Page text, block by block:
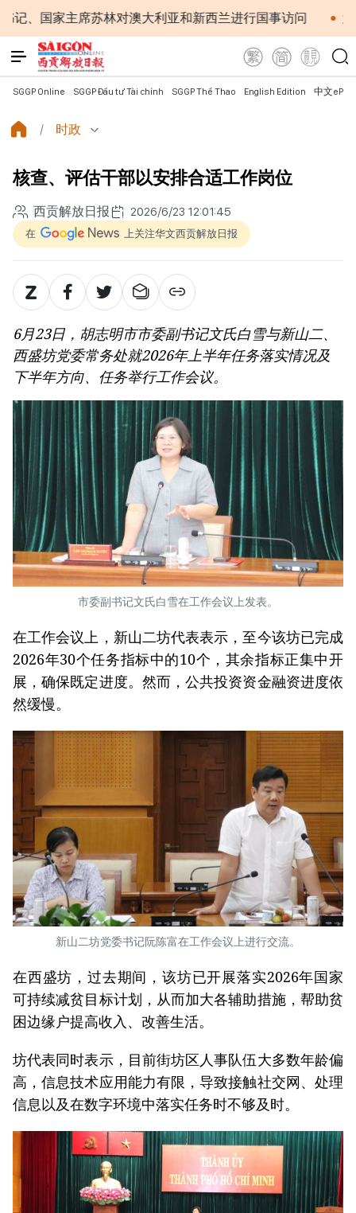
席苏林对澳大利亚和新西兰进行国事访问 为进一步深化
SGGP Online SGGP Đầu tư Tài chính SGGP Thể Thao English Edition 中文
时政
核查、评估干部以安排合适工作岗位
西贡解放日报 2026/6/23 12:01:45
在 上关注华文西贡解放日报
6月23日，胡志明市市委副书记文氏白雪与新山二、
西盛坊党委常务处就2026年上半年任务落实情况及
下半年方向、任务举行工作会议。
市委副书记文氏白雪在工作会议上发表。
在工作会议上，新山二坊代表表示，至今该坊已完成
2026年30个任务指标中的10个，其余指标正集中开
展，确保既定进度。然而，公共投资资金融资进度依
然缓慢。
新山二坊党委书记阮陈富在工作会议上进行交流。
在西盛坊，过去期间，该坊已开展落实2026年国家
可持续减贫目标计划，从而加大各辅助措施，帮助贫
困边缘户提高收入、改善生活。
坊代表同时表示，目前街坊区人事队伍大多数年龄偏
高，信息技术应用能力有限，导致接触社交网、处理
信息以及在数字环境中落实任务时不够及时。